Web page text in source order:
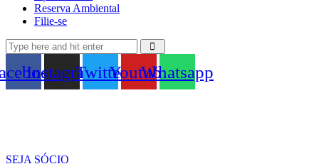
Reserva Ambiental
Filie-se
InstagramTwitterYoutubeWhatsapp
SEJA SÓCIO